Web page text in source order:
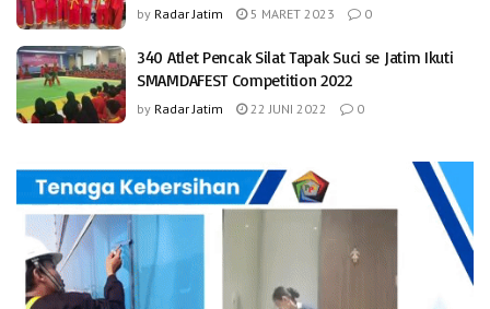
by Radar Jatim 5 MARET 2023 0
340 Atlet Pencak Silat Tapak Suci se Jatim Ikuti
SMAMDAFEST Competition 2022
by Radar Jatim 22 JUNI 2022 0